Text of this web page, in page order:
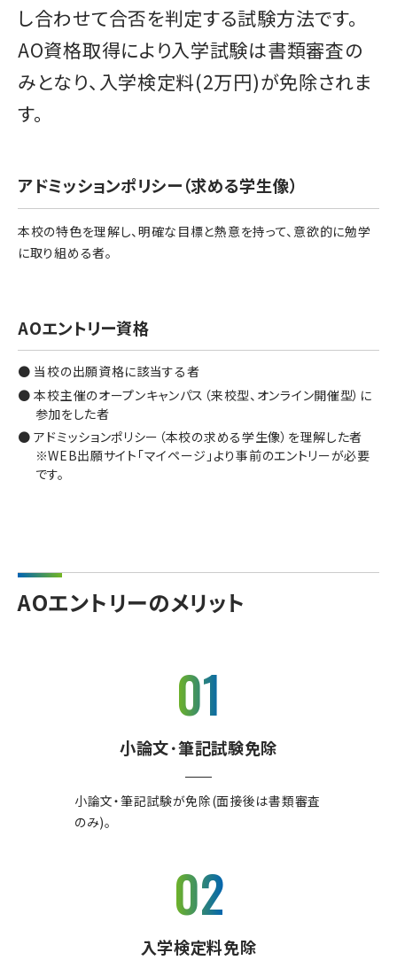
し合わせて合否を判定する試験方法です。
AO資格取得により入学試験は書類審査の
みとなり、入学検定料(2万円)が免除されま
す。
アドミッションポリシー（求める学生像）
本校の特色を理解し、明確な目標と熱意を持って、意欲的に勉学
に取り組める者。
AOエントリー資格
● 当校の出願資格に該当する者
● 本校主催のオープンキャンパス（来校型、オンライン開催型）に
参加をした者
● アドミッションポリシー（本校の求める学生像）を理解した者
※WEB出願サイト「マイページ」より事前のエントリーが必要
です。
AOエントリーのメリット
01
小論文･筆記試験免除
小論文・筆記試験が免除(面接後は書類審査
のみ)。
02
入学検定料免除